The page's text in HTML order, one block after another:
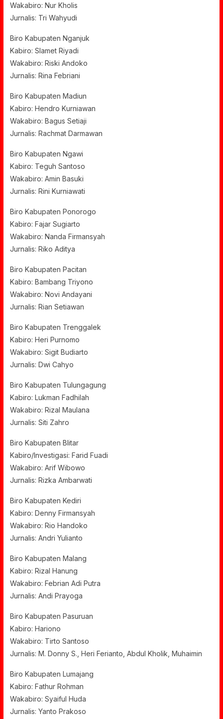
Wakabiro: Nur Kholis
Jurnalis: Tri Wahyudi
Biro Kabupaten Nganjuk
Kabiro: Slamet Riyadi
Wakabiro: Riski Andoko
Jurnalis: Rina Febriani
Biro Kabupaten Madiun
Kabiro: Hendro Kurniawan
Wakabiro: Bagus Setiaji
Jurnalis: Rachmat Darmawan
Biro Kabupaten Ngawi
Kabiro: Teguh Santoso
Wakabiro: Amin Basuki
Jurnalis: Rini Kurniawati
Biro Kabupaten Ponorogo
Kabiro: Fajar Sugiarto
Wakabiro: Nanda Firmansyah
Jurnalis: Riko Aditya
Biro Kabupaten Pacitan
Kabiro: Bambang Triyono
Wakabiro: Novi Andayani
Jurnalis: Rian Setiawan
Biro Kabupaten Trenggalek
Kabiro: Heri Purnomo
Wakabiro: Sigit Budiarto
Jurnalis: Dwi Cahyo
Biro Kabupaten Tulungagung
Kabiro: Lukman Fadhilah
Wakabiro: Rizal Maulana
Jurnalis: Siti Zahro
Biro Kabupaten Blitar
Kabiro/Investigasi: Farid Fuadi
Wakabiro: Arif Wibowo
Jurnalis: Rizka Ambarwati
Biro Kabupaten Kediri
Kabiro: Denny Firmansyah
Wakabiro: Rio Handoko
Jurnalis: Andri Yulianto
Biro Kabupaten Malang
Kabiro: Rizal Hanung
Wakabiro: Febrian Adi Putra
Jurnalis: Andi Prayoga
Biro Kabupaten Pasuruan
Kabiro: Hariono
Wakabiro: Tirto Santoso
Jurnalis: M. Donny S., Heri Ferianto, Abdul Kholik, Muhaimin
Biro Kabupaten Lumajang
Kabiro: Fathur Rohman
Wakabiro: Syaiful Huda
Jurnalis: Yanto Prakoso